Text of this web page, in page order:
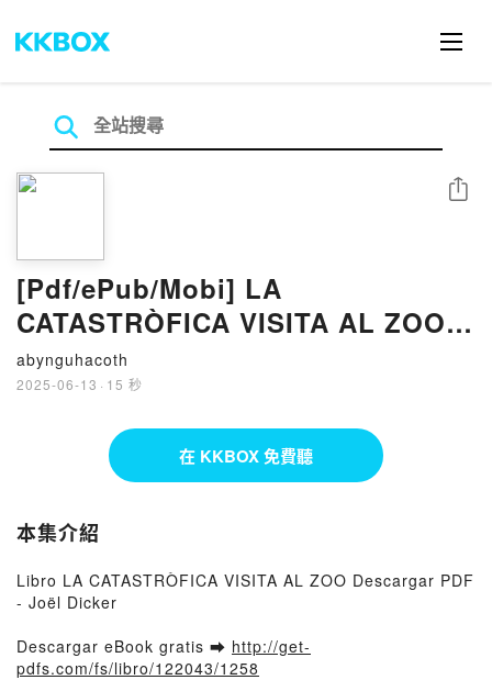
[Pdf/ePub/Mobi] LA
CATASTRÒFICA VISITA AL ZOO -
Joël Dicker descargar ebook
gratis
abynguhacoth
2025-06-13 · 15 秒
分享
在 KKBOX 免費聽
本集介紹
Libro LA CATASTRÒFICA VISITA AL ZOO Descargar PDF
- Joël Dicker
Descargar eBook gratis ➡ http://get-
pdfs.com/fs/libro/122043/1258